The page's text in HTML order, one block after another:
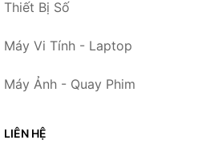
Thiết Bị Số
Máy Vi Tính - Laptop
Máy Ảnh - Quay Phim
LIÊN HỆ